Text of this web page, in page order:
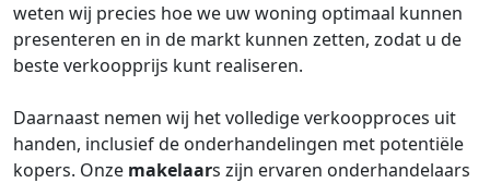
weten wij precies hoe we uw woning optimaal kunnen
presenteren en in de markt kunnen zetten, zodat u de
beste verkoopprijs kunt realiseren.
Daarnaast nemen wij het volledige verkoopproces uit
handen, inclusief de onderhandelingen met potentiële
kopers. Onze makelaars zijn ervaren onderhandelaars